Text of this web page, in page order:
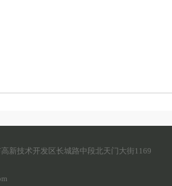
新技术开发区长城路中段北天门大街1169